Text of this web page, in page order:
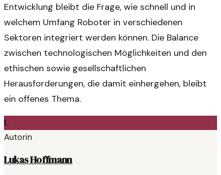
Entwicklung bleibt die Frage, wie schnell und in
welchem Umfang Roboter in verschiedenen
Sektoren integriert werden können. Die Balance
zwischen technologischen Möglichkeiten und den
ethischen sowie gesellschaftlichen
Herausforderungen, die damit einhergehen, bleibt
ein offenes Thema.
L
Autorin
Lukas Hoffmann